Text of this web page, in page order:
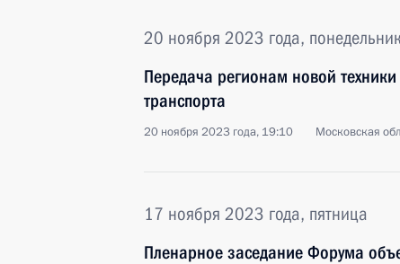
20 ноября 2023 года,
Передача регионам новой
транспорта
20 ноября 2023 года, 19:10 Московская
17 ноября 2023 года, пятница
Пленарное заседание Форума